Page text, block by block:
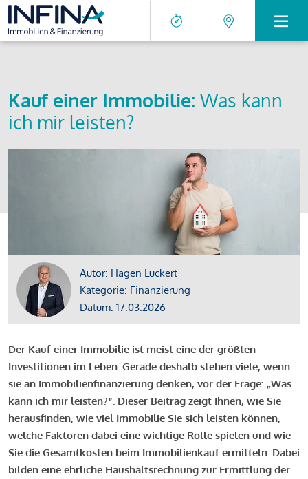
Kauf einer Immobilie: Was kann
ich mir leisten?
Autor: Hagen Luckert
Kategorie: Finanzierung
Datum: 17.03.2026
Der Kauf einer Immobilie ist meist eine der größten
Investitionen im Leben. Gerade deshalb stehen viele, wenn
sie an Immobilienfinanzierung denken, vor der Frage: „Was
kann ich mir leisten?“. Dieser Beitrag zeigt Ihnen, wie Sie
herausfinden, wie viel Immobilie Sie sich leisten können,
welche Faktoren dabei eine wichtige Rolle spielen und wie
Sie die Gesamtkosten beim Immobilienkauf ermitteln. Dabei
bilden eine ehrliche Haushaltsrechnung zur Ermittlung der